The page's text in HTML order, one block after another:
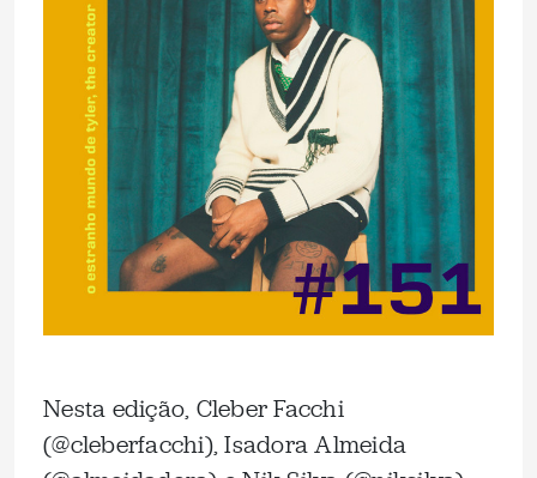
Nesta edição, Cleber Facchi
(@cleberfacchi), Isadora Almeida